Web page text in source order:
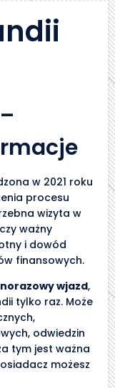
w 2021 roku
procesu
wizyta w
ważny
i dowód
finansowych.
wjazd,
tylko raz. Może
odwiedzin
tym jest ważna
możesz